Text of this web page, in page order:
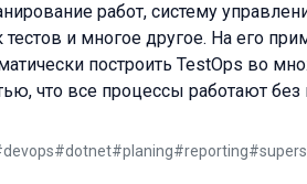
работ, систему
тестов и многое другое. На его
построить TestOps во
что все процессы работают без
devops#dotnet#planing#reporting#